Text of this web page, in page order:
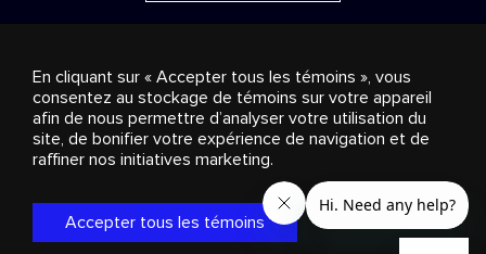
Ventes publicitaires
Diffusion & distribution
Consommateurs
Solutions d’affaires Radio
propos
Cookies settings
© 2018-2025 Groupe Stingray Inc. Tous droits réservés.
, VOS AMBIANCES MUSICALES
et les autres
marques et logos reliés sont des marques de commerce du
Groupe Stingray au Canada, aux États-Unis et dans les autres
En cliquant sur « Accepter tous les témoins », vous
consentez au stockage de témoins sur votre appareil
afin de nous permettre d’analyser votre utilisation du
site, de bonifier votre expérience de navigation et de
raffiner nos initiatives marketing.
Accepter tous les témoins